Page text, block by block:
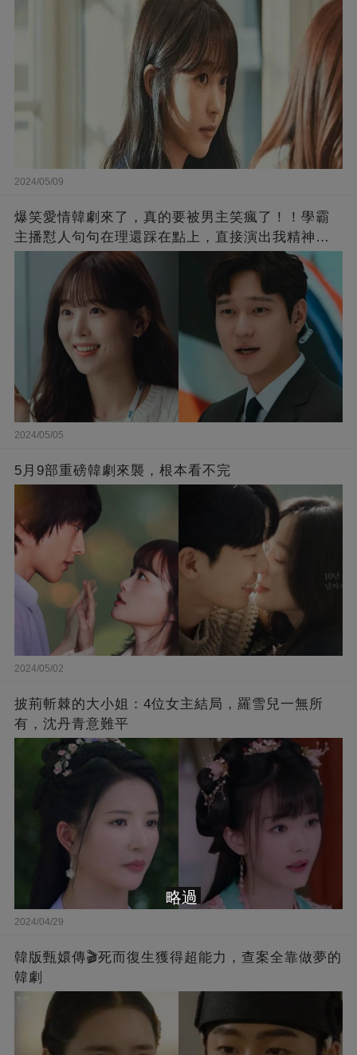
2024/05/09
爆笑愛情韓劇來了，真的要被男主笑瘋了！！學霸
主播懟人句句在理還踩在點上，直接演出我精神世
界的嘴替！
2024/05/05
5月9部重磅韓劇來襲，根本看不完
2024/05/02
披荊斬棘的大小姐：4位女主結局，羅雪兒一無所
有，沈丹青意難平
2024/04/29
韓版甄嬛傳🎬死而復生獲得超能力，查案全靠做夢的
韓劇
略過